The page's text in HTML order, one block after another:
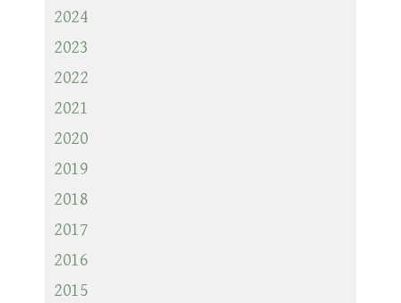
2024
2023
2022
2021
2020
2019
2018
2017
2016
2015